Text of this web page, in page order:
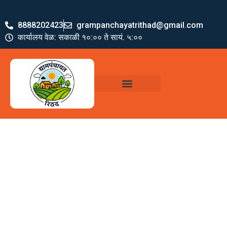
8888202423
grampanchayatrithad@gmail.com
कार्यालय वेळ: सकाळी १०:०० ते सायं. ५:००